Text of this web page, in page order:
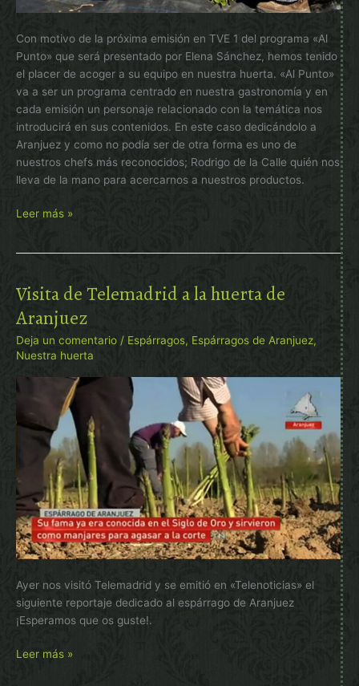
Con motivo de la próxima emisión en TVE 1 del programa «Al
Punto» que será presentado por Elena Sánchez, hemos tenido
el placer de acoger a su equipo en nuestra huerta. «Al Punto»
va a ser un programa centrado en nuestra gastronomía y en
cada emisión un personaje relacionado con la temática nos
introducirá en sus contenidos. En este caso dedicándolo a
Aranjuez y como no podía ser de otra forma es uno de
nuestros chefs más reconocidos; Rodrigo de la Calle quién nos
lleva de la mano para acercarnos a nuestros productos.
Visita
punto»
Leer más »
Visita de Telemadrid a la huerta de
Aranjuez
Deja un comentario / Espárragos, Espárragos de Aranjuez,
Nuestra huerta
Ayer nos visitó Telemadrid y se emitió en «Telenoticias» el
siguiente reportaje dedicado al espárrago de Aranjuez
¡Esperamos que os guste!.
Visita
Leer más »